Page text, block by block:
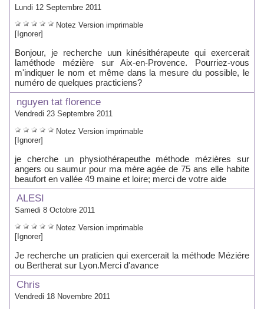
Lundi 12 Septembre 2011
Notez Version imprimable
[Ignorer]
Bonjour, je recherche uun kinésithérapeute qui exercerait
laméthode mézière sur Aix-en-Provence. Pourriez-vous
m'indiquer le nom et même dans la mesure du possible, le
numéro de quelques practiciens?
nguyen tat florence
Vendredi 23 Septembre 2011
Notez Version imprimable
[Ignorer]
je cherche un physiothérapeuthe méthode mézières sur
angers ou saumur pour ma mère agée de 75 ans elle habite
beaufort en vallée 49 maine et loire; merci de votre aide
ALESI
Samedi 8 Octobre 2011
Notez Version imprimable
[Ignorer]
Je recherche un praticien qui exercerait la méthode Méziére
ou Bertherat sur Lyon.Merci d'avance
Chris
Vendredi 18 Novembre 2011